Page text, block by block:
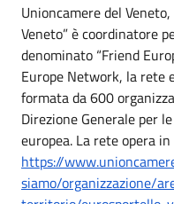
Unioncamere del
Veneto” è coordinatore
denominato “Friend
Europe Network, la rete
formata da 600
Direzione Generale per
europea. La rete opera
https://
siamo/organizzazione/